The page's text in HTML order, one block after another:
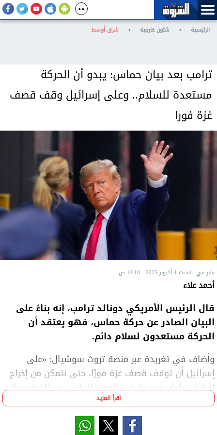
الرئيسية › شئون خارجية › شرق أوسط
ترامب بعد بيان حماس: يبدو أن الحركة
مستعدة للسلام.. وعلى إسرائيل وقف قصف
غزة فورا
نشر في: السبت 4 أكتوبر 2025 - 12:18 ص
أحمد علاء
قال الرئيس الأمريكي دونالد ترامب، إنه بناءً على
البيان الصادر عن حركة حماس، فهو يعتقد أن
الحركة مستعدون لسلام دائم.
وأضاف في تغريدة عبر منصة تروث سوشيال: «على
إسرائيل أن توقف قصف غزة فورًا، حتى نتمكن من إخراج
الرهائن بأمان وسرعة في الوقت الحالي، من الخطير جدًا
القيام بذلك».
وتابع: «نحن نناقش بالفعل تفاصيل يجب الاتفاق عليها.
اقرأ المزيد